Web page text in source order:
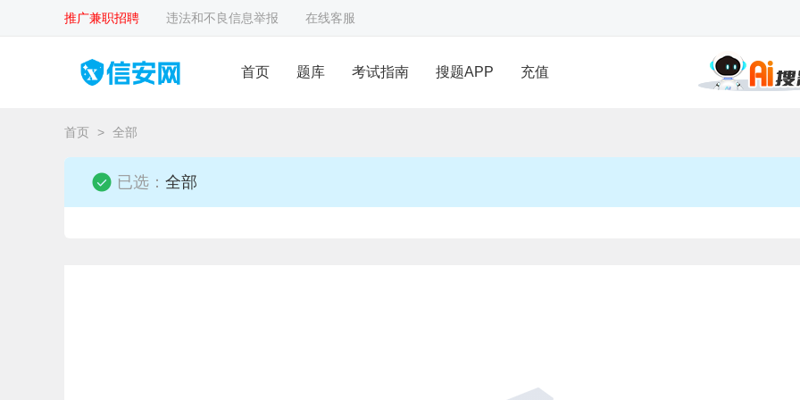
推广兼职招聘 违法和不良信息举报 在线客服
首页 题库 考试指南 搜题APP 充值
首页 > 全部
已选： 全部